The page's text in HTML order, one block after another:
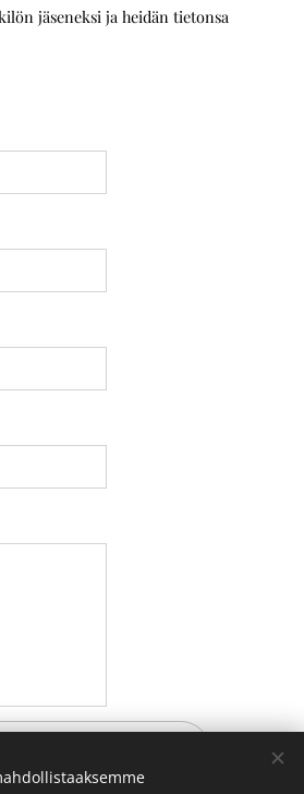
jäseneksi ja heidän tietonsa